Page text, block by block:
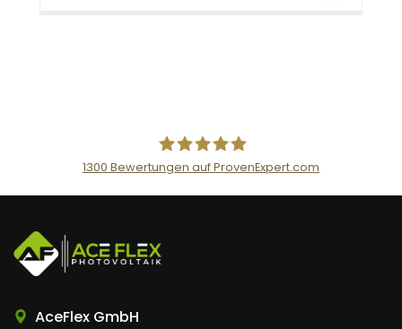
AceFlex GmbH
1300 Bewertungen auf ProvenExpert.com
AceFlex GmbH